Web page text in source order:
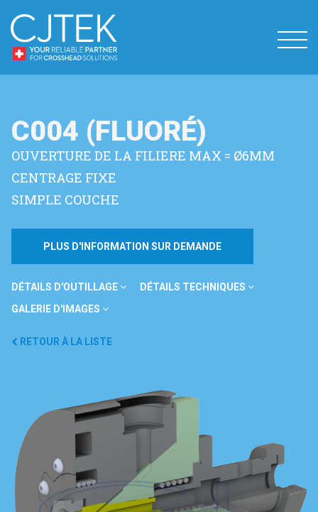
C004 (FLUORÉ)
OUVERTURE DE LA FILIERE MAX = Ø6MM
CENTRAGE FIXE
SIMPLE COUCHE
PLUS D'INFORMATION SUR DEMANDE
DÉTAILS D'OUTILLAGE
DÉTAILS TECHNIQUES
GALERIE D'IMAGES
RETOUR À LA LISTE